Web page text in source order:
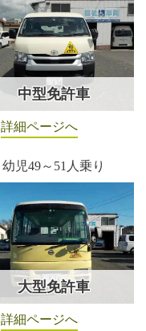
中型免許車
詳細ページへ
幼児49～51人乗り
大型免許車
詳細ページへ